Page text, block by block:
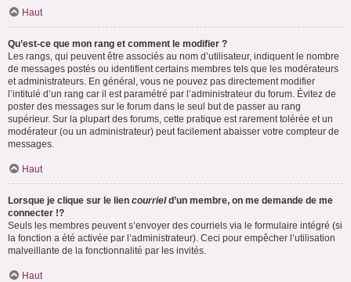
Haut
Qu’est-ce que mon rang et comment le modifier ?
Les rangs, qui peuvent être associés au nom d’utilisateur, indiquent le nombre
de messages postés ou identifient certains membres tels que les modérateurs
et administrateurs. En général, vous ne pouvez pas directement modifier
l’intitulé d’un rang car il est paramétré par l’administrateur du forum. Évitez de
poster des messages sur le forum dans le seul but de passer au rang
supérieur. Sur la plupart des forums, cette pratique est rarement tolérée et un
modérateur (ou un administrateur) peut facilement abaisser votre compteur de
messages.
Haut
Lorsque je clique sur le lien courrield’un membre, on me demande de me
connecter !?
Seuls les membres peuvent s’envoyer des courriels via le formulaire intégré (si
la fonction a été activée par l’administrateur). Ceci pour empêcher l’utilisation
malveillante de la fonctionnalité par les invités.
Haut